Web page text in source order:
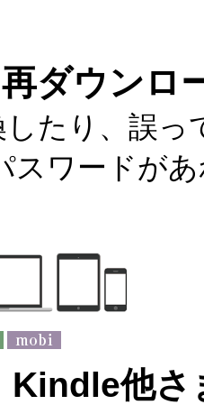
ダウンロ
たり、誤っ
スワードが
他さ